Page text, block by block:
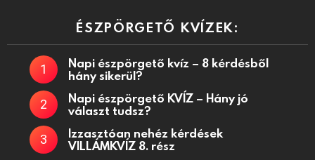
ÉSZPÖRGETŐ KVÍZEK:
Napi észpörgető kvíz – 8 kérdésből
hány sikerül?
Napi észpörgető KVÍZ – Hány jó
választ tudsz?
Izzasztóan nehéz kérdések
VILLÁMKVÍZ 8. rész